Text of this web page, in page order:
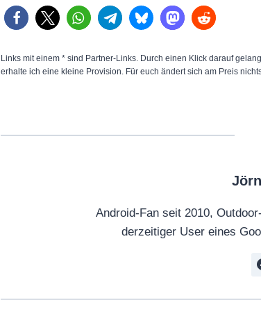
Links mit einem * sind Partner-Links. Durch einen Klick darauf
erhalte ich eine kleine Provision. Für euch ändert sich am Preis
Android-Fan seit 2010,
derzeitiger User eines